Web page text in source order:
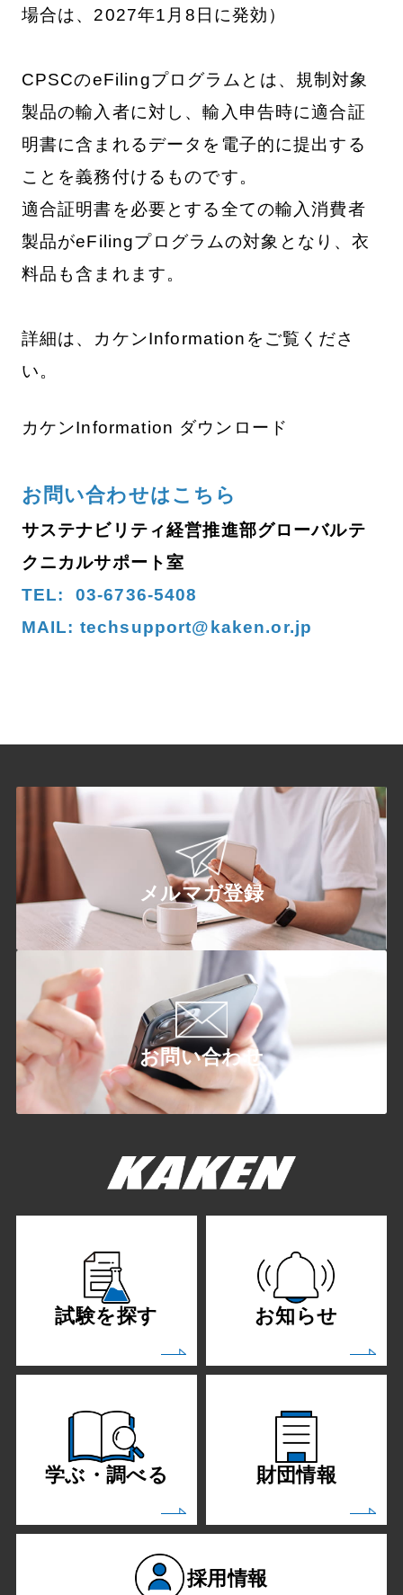
場合は、2027年1月8日に発効）
CPSCのeFilingプログラムとは、規制対象
製品の輸入者に対し、輸入申告時に適合証
明書に含まれるデータを電子的に提出する
ことを義務付けるものです。
適合証明書を必要とする全ての輸入消費者
製品がeFilingプログラムの対象となり、衣
料品も含まれます。
詳細は、カケンInformationをご覧くださ
い。
カケンInformation ダウンロード
お問い合わせはこちら
サステナビリティ経営推進部グローバルテ
クニカルサポート室
TEL:
03-6736-5408
MAIL: techsupport@kaken.or.jp
メルマガ登録
お問い合わせ
試験を探す お知らせ
学ぶ・調べる 財団情報
採用情報